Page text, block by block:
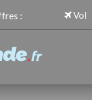
: Vol